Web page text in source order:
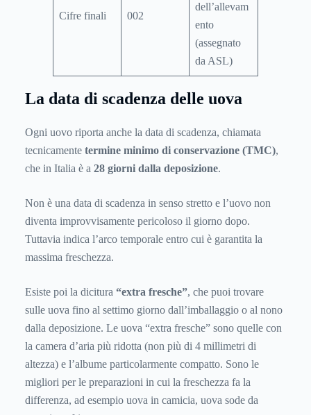
Cifre finali 002
dell’allevam
ento
(assegnato
da ASL)
La data di scadenza delle uova
Ogni uovo riporta anche la data di scadenza, chiamata
tecnicamente termine minimo di conservazione (TMC),
che in Italia è a 28 giorni dalla deposizione.
Non è una data di scadenza in senso stretto e l’uovo non
diventa improvvisamente pericoloso il giorno dopo.
Tuttavia indica l’arco temporale entro cui è garantita la
massima freschezza.
Esiste poi la dicitura “extra fresche”, che puoi trovare
sulle uova fino al settimo giorno dall’imballaggio o al nono
dalla deposizione. Le uova “extra fresche” sono quelle con
la camera d’aria più ridotta (non più di 4 millimetri di
altezza) e l’albume particolarmente compatto. Sono le
migliori per le preparazioni in cui la freschezza fa la
differenza, ad esempio uova in camicia, uova sode da